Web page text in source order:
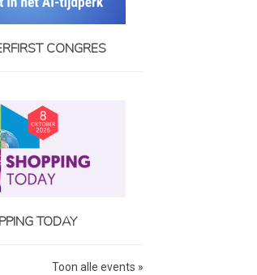
CONGRES
TODAY
Toon alle events »